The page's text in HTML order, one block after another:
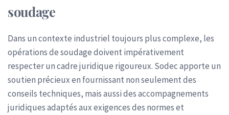
soudage
Dans un contexte industriel toujours plus complexe, les
opérations de soudage doivent impérativement
respecter un cadre juridique rigoureux. Sodec apporte un
soutien précieux en fournissant non seulement des
conseils techniques, mais aussi des accompagnements
juridiques adaptés aux exigences des normes et